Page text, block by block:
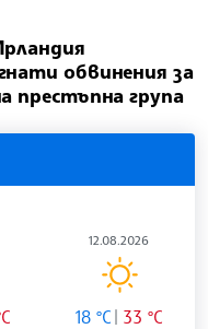
обвинения за
престъпна група
12.08.2026
18 °C 33 °C